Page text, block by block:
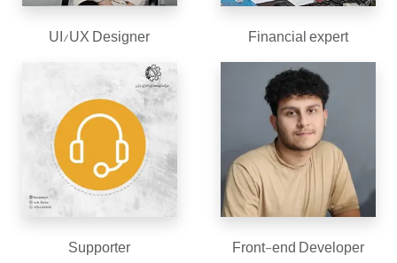
Financial expert
UI/UX Designer
Front-end Developer
Supporter